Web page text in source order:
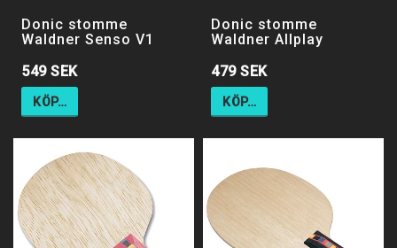
Lägg till i favoritlistan
Donic stomme
Waldner Senso V1
549 SEK
KÖP…
Donic stomme
Waldner Allplay
479 SEK
KÖP…